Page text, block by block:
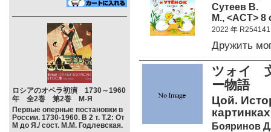
ロシアのオペラ初演 1730～1960
年 全2巻 第2巻 М-Я
Первые оперные постановки в
России. 1730-1960. В 2 т. Т.2: От
М до Я./ сост. М.М. Годлевская.
Сутеев В.
М., <АСТ> 8
2022 年 R254141
Дружить
ツォイ
ー物語
Цой.
Бояринов